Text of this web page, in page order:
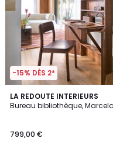
-15% DÈS 2*
LA REDOUTE INTERIEURS
Bureau bibliothèque, Marcela
799,00 €
4
/